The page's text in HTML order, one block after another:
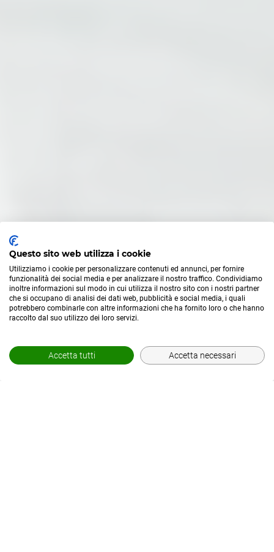
Mappa Sito
Privacy Policy
Questo sito web utilizza i cookie
Utilizziamo i cookie per personalizzare contenuti ed annunci, per fornire
funzionalità dei social media e per analizzare il nostro traffico. Condividiamo
inoltre informazioni sul modo in cui utilizza il nostro sito con i nostri partner
che si occupano di analisi dei dati web, pubblicità e social media, i quali
potrebbero combinarle con altre informazioni che ha fornito loro o che hanno
raccolto dal suo utilizzo dei loro servizi.
Accetta tutti Accetta necessari